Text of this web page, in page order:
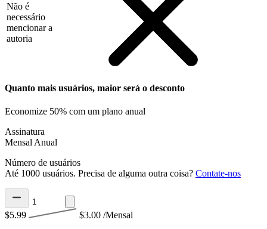
Não é
necessário
mencionar a
autoria
Quanto mais usuários, maior será o desconto
Economize 50% com um plano anual
Assinatura
Mensal Anual
Número de usuários
Até 1000 usuários. Precisa de alguma outra coisa? Contate-nos
$5.99 $3.00 /Mensal